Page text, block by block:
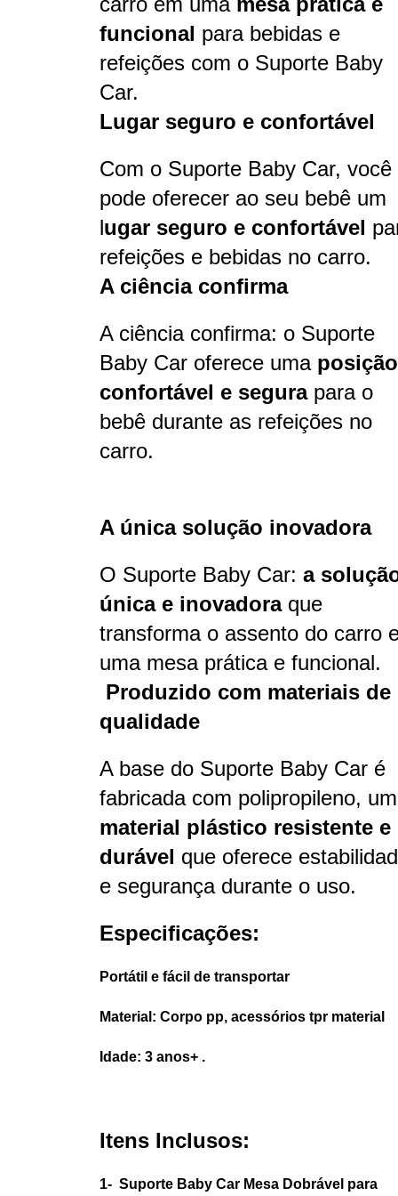
funcional para bebidas e
refeições com o Suporte Baby
Car.
Lugar seguro e confortável
Com o Suporte Baby Car, você
pode oferecer ao seu bebê um
lugar seguro e confortável
refeições e bebidas no carro.
A ciência confirma
A ciência confirma: o Suporte
Baby Car oferece uma posição
confortável e segurapara o
bebê durante as refeições no
carro.
A única solução inovadora
O Suporte Baby Car: a
única e inovadoraque
transforma o assento do carro
uma mesa prática e funcional.
Produzido com materiais de
qualidade
A base do Suporte Baby Car é
fabricada com polipropileno, um
material plástico resistente e
durável que oferece
e segurança durante o uso.
Especificações:
Portátil e fácil de transportar
Material: Corpo pp, acessórios tpr material
Idade: 3 anos+ .
Itens Inclusos:
1- Suporte Baby Car Mesa Dobrável para